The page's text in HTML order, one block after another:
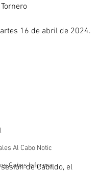
Al Cabo Notic
Cabos Informa
16 de abril de 2024.
de Cabildo, el